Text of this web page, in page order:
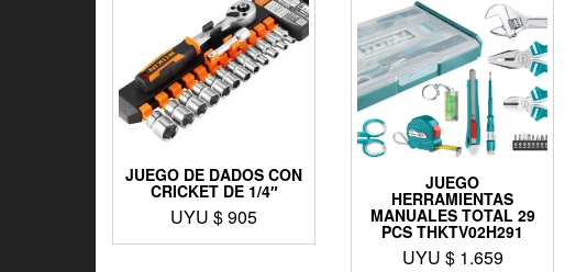
JUEGO DE DADOS CON
CRICKET DE 1/4″
UYU $905
JUEGO
HERRAMIENTAS
MANUALES TOTAL 29
PCS THKTV02H291
UYU $ 1.659